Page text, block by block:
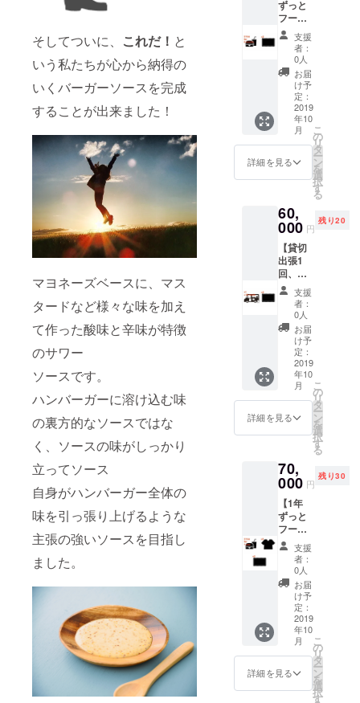
そしてついに、 これだ！ と
いう私たちが心から納得の
いくバーガーソースを完成
することが出来ました！
マヨネーズベースに、マス
タードなど様々な味を加え
て作った酸味と辛味が特徴
のサワー
ソースです。
ハンバーガーに溶け込む味
の裏方的なソースではな
く、ソースの味がしっかり
立ってソース
自身がハンバーガー全体の
味を引っ張り上げるような
主張の強いソースを目指し
ました。
ナルのT
シャツ
も1枚差
し上げ
ます。
オー
バーサ
イズで
もジャ
ストサ
ちらで
もかな
良く着
ていだ
だける
と思い
ます。
ぜひい
ろいろ
な服に
合わせ
て着て
みてく
ださ
い。
BONNI
E&FRIE
Dオリジ
ナルの
ステッ
カーも3
上げま
す。
ノート
の表紙
やスー
ツケー
スな
ど、ぜ
ひお好
きなと
ころに
貼って
みてく
ださ
い。
Dがある
限りい
つでも
ご利用
くださ
い。
BONNI
E&FRIE
Dオリジ
ナルのT
シャツ
し上げ
ます。
インも
とても
合わせ
やすい
ので、
ぜひい
ろいろ
な洋服
に合わ
せて着
てみて
くださ
い。
BONNI
E&FRIE
Dオリジ
ナルの
ステッ
種類差
し上げ
ます。
ヘル
メット
や冷蔵
庫な
ど、ぜ
ひお好
きなと
ころに
貼って
みてく
ださ
い。
前に商
品の説
明をい
ただけ
れば私
たちも
精一杯
セール
スいた
しま
す。 同
ライ
ヤーや
促品の
設置も
ご利用
いただ
けま
す。
BONNI
E&FRIE
Dオリジ
ナルのT
シャツ1
枚、ス
テッ
カー1枚
も差し
す。 も
し
Dにお越
しに
なって
あなた
の作品
を直接
お客様
にご説
明する
機会が
あれ
ば、そ
の時は
ぜひ
E&FRIE
D Tシャ
ツでお
BONNI
E&FRIE
Dがお店
を出し
ている
時であ
ればい
つでも
ご利用
可能で
す。 ご
自身で
すべて
いです
し、お
ご夫婦
など、
複数人
でお使
いいた
だいて
も結構
です。
フード
とドリ
ンクの
チケッ
せて50
枚もあ
どなた
かにプ
レゼン
トして
もいい
かもし
れませ
んね。
チケッ
トに有
効期限
はあり
ませ
ん。
BONNI
E&FRIE
Dがある
限りい
会社懇
親会、
はたま
たご家
族やご
友人だ
けで
バー
ガーラ
ンチな
どな
ど、お
店を開
どちら
ででも
貸切に
て
BONNI
E&FRIE
Dをご利
用いた
だけま
す。 ご
自身た
ちだけ
BONNI
E&FRIE
Dのハン
バー
くださ
い！ ハ
ガーや
コー
ヒーな
どはも
ちろ
ん、通
常営業
ではお
出しし
ない貸
切出張
の時だ
別なメ
ニュー
ずっと
フード
とドリ
ンク2品
提供】
【BON
NIE&FR
IEDス
テッ
カー3
枚】 半
年間、
ご来店
時に
BONNI
Dのお好
きな
フード
とドリ
ンクを
毎回2品
ずつま
で代金
無しで
ご提供
しま
す。開
店日な
ら毎日
来てい
ただい
ても大
ご夫婦
などで
シェア
しても
良いで
すし、
もちろ
んご自
身で2品
食べて
いただ
いても
構いま
せん。
通常営
業時で
もイベ
支援
者：
0人
お届
け予
定：
2019
年10
月
詳細を見る
こ
の
リ
タ
ー
ン
を
選
択
す
る
60,
000 円
残り20
【貸切
出張1
回、
フード
とドリ
ンク50
人分付
き】
【BON
NIE&FR
IEDス
テッ
カー3
枚】 あ
なたの
ご希望
に
BONNI
E&FRIE
Dが出張
いたし
ます。
キャン
プや
BBQ、
はたま
たパー
ティや
会社懇
親会な
どな
ど、お
店を開
支援
者：
0人
お届
け予
定：
2019
年10
月
詳細を見る
こ
の
リ
タ
ー
ン
を
選
択
す
る
70,
000 円
残り30
【1年
ずっと
フード
とドリ
ンク2品
提供】
【BON
NIE&FR
IED T
シャツ2
枚】
【BON
NIE&FR
IEDス
テッ
カー3
支援
者：
0人
お届
け予
定：
2019
年10
月
詳細を見る
こ
の
リ
タ
ー
ン
を
選
択
す